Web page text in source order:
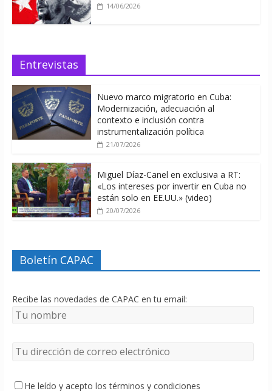
14/06/2026
Entrevistas
Nuevo marco migratorio en Cuba:
Modernización, adecuación al
contexto e inclusión contra
instrumentalización política
21/07/2026
Miguel Díaz-Canel en exclusiva a RT:
«Los intereses por invertir en Cuba no
están solo en EE.UU.» (video)
20/07/2026
Boletín CAPAC
Recibe las novedades de CAPAC en tu email:
He leído y acepto los términos y condiciones